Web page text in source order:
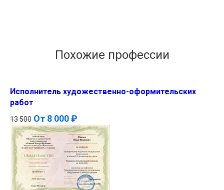
Похожие профессии
Исполнитель художественно-оформительских
работ
13 500 От 8 000 ₽